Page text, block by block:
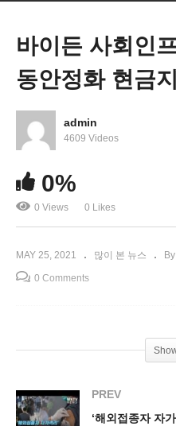
끝’
바이든 사회인
동안정화 현금
admin
4609 Videos
0%
0 Views 0 Likes
MAY 25, 2021 많이 본 뉴스
0 Comments
PREV
‘해외접종자 자